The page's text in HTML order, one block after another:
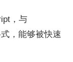
，与
，能够被快速